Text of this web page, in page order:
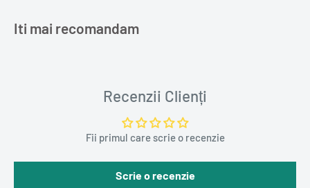
Iti mai recomandam
Recenzii Clienți
Fii primul care scrie o recenzie
Scrie o recenzie